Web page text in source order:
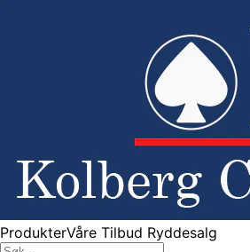
ProdukterVåre Tilbud Ryddesalg